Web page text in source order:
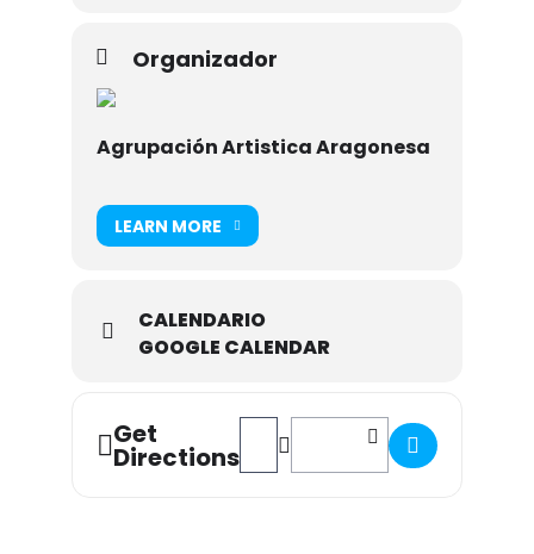
Organizador
Agrupación Artistica Aragonesa
LEARN MORE
CALENDARIO
GOOGLE CALENDAR
Get
Directions
Address - CANCELADO XI
Destination Address -